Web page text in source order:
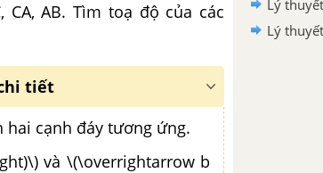
AB. Tìm toạ độ của các
tiết
cạnh đáy tương ứng.
và \(\overrightarrow b